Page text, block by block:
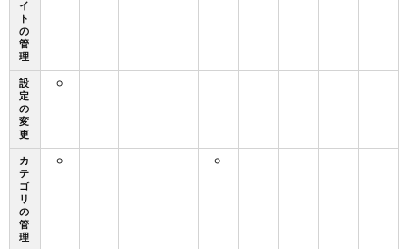
イ
ト
の
管
理
設
定
の
変
更
○
カ
テ
ゴ
リ
の
管
理
○ ○